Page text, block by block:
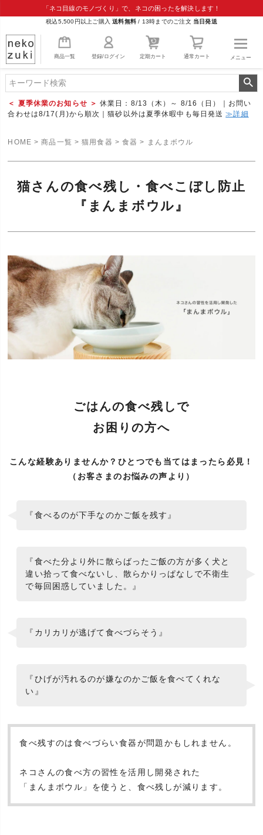
「ネコ目線のモノづくり」で、ネコの困ったを解決します！
税込5,500円以上ご購入送料無料 / 13時までのご注文 当日発送
商品一覧 登録/ログイン 定期カート 通常カート メニュー
＜ 夏季休業のお知らせ ＞ 休業日：8/13（木）～ 8/16（日）｜お問い
合わせは8/17(月)から順次｜猫砂以外は夏季休暇中も毎日発送≫詳細
HOME 商品一覧 猫用食器 食器 まんまボウル
猫さんの食べ残し・食べこぼし防止
『まんまボウル』
ごはんの食べ残しで
お困りの方へ
こんな経験ありませんか？ひとつでも当てはまったら必見！
（お客さまのお悩みの声より）
『食べるのが下手なのかご飯を残す』
『食べた分より外に散らばったご飯の方が多く犬と
違い拾って食べないし、 散らかりっぱなしで不衛生
で毎回困惑していました。』
『カリカリが逃げて食べづらそう』
『ひげが汚れるのが嫌なのかご飯を食べてくれな
い』
食べ残すのは食べづらい食器が問題かもしれません。
ネコさんの食べ方の習性を活用し開発された
「まんまボウル」を使うと、食べ残しが減ります。